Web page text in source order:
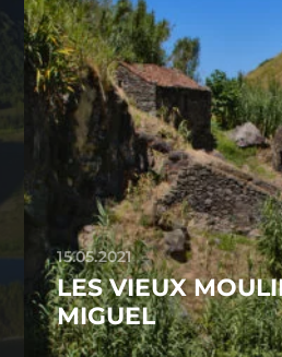
15.05.2021
LES VIEUX
MIGUEL